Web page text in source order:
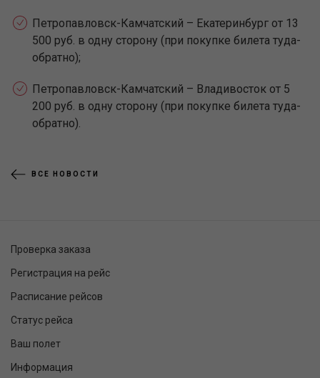
Петропавловск-Камчатский – Екатеринбург от 13
500 руб. в одну сторону (при покупке билета туда-
обратно);
Петропавловск-Камчатский – Владивосток от 5
200 руб. в одну сторону (при покупке билета туда-
обратно).
ВСЕ НОВОСТИ
Проверка заказа
Регистрация на рейс
Расписание рейсов
Статус рейса
Ваш полет
Информация